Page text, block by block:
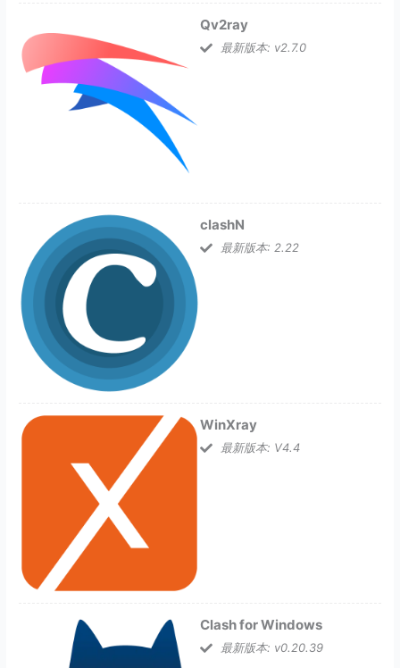
Qv2ray
最新版本: v2.7.0
clashN
最新版本: 2.22
WinXray
最新版本: V4.4
Clash for Windows
最新版本: v0.20.39